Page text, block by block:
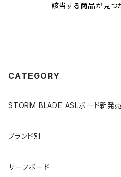
該当する商品が見つ
CATEGORY
STORM BLADE ASLボード新発売
ブランド別
V-BODY BOARDS
サーフボード